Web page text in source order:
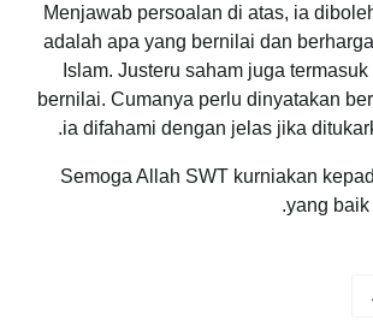
Menjawab persoalan di atas, ia
adalah apa yang bernilai dan
Islam. Justeru saham juga
bernilai. Cumanya perlu dinyatakan
ia difahami dengan jelas jika
Semoga Allah SWT kurniakan
yang baik